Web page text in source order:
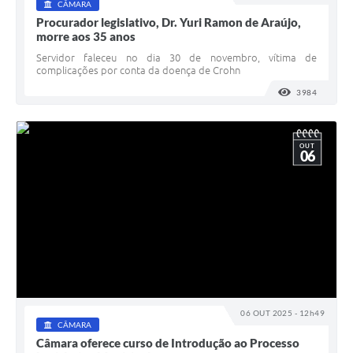
CÂMARA
Procurador legislativo, Dr. Yuri Ramon de Araújo,
morre aos 35 anos
Servidor faleceu no dia 30 de novembro, vítima de
complicações por conta da doença de Crohn
3984
06 OUT 2025 - 12h49
OUT
06
CÂMARA
Câmara oferece curso de Introdução ao Processo